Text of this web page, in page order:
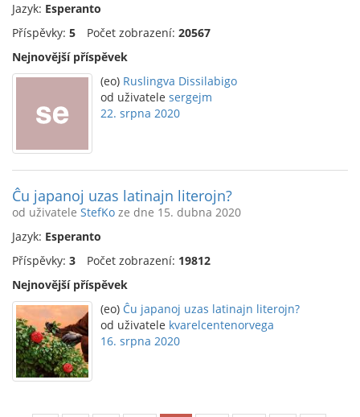
Jazyk: Esperanto
Příspěvky: 5 Počet zobrazení: 20567
Nejnovější příspěvek
(eo) Ruslingva Dissilabigo
od uživatele sergejm
22. srpna 2020
Ĉu japanoj uzas latinajn literojn?
od uživatele StefKo ze dne 15. dubna 2020
Jazyk: Esperanto
Příspěvky: 3 Počet zobrazení: 19812
Nejnovější příspěvek
(eo) Ĉu japanoj uzas latinajn literojn?
od uživatele kvarelcentenorvega
16. srpna 2020